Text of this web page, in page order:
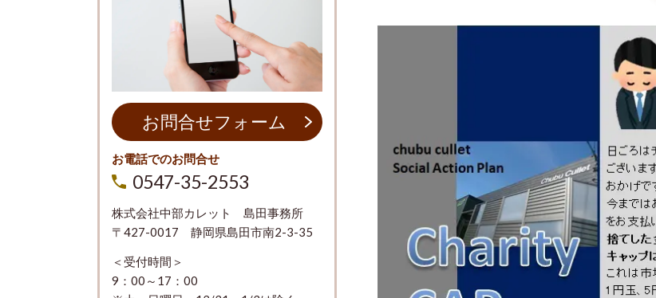
お問合せフォーム
お電話でのお問合せ
0547-35-2553
株式会社中部カレット 島田事務所
〒427-0017 静岡県島田市南2-3-35
＜受付時間＞
9：00～17：00